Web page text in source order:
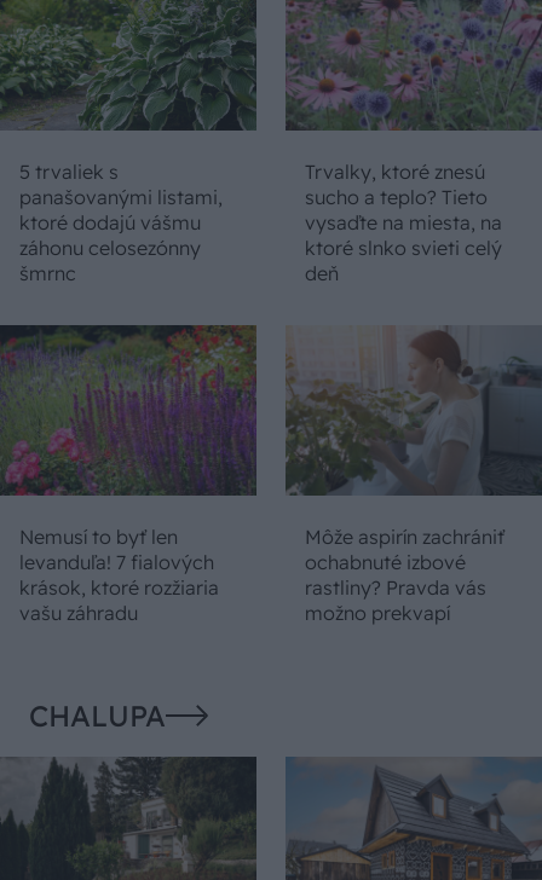
5 trvaliek s
panašovanými listami,
ktoré dodajú vášmu
záhonu celosezónny
šmrnc
Trvalky, ktoré znesú
sucho a teplo? Tieto
vysaďte na miesta, na
ktoré slnko svieti celý
deň
Nemusí to byť len
levanduľa! 7 fialových
krások, ktoré rozžiaria
vašu záhradu
Môže aspirín zachrániť
ochabnuté izbové
rastliny? Pravda vás
možno prekvapí
CHALUPA